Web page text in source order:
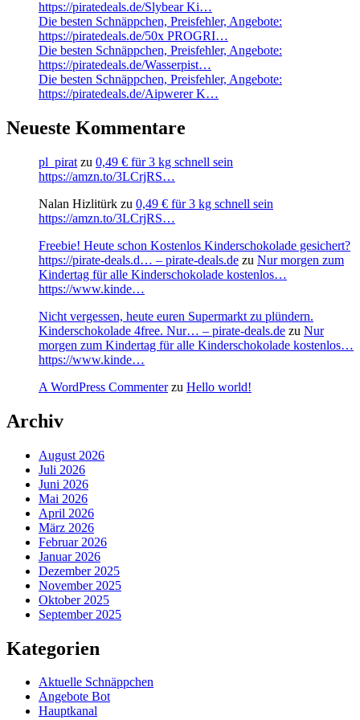
https://piratedeals.de/Slybear Ki…
Die besten Schnäppchen, Preisfehler, Angebote:
https://piratedeals.de/50x PROGRI…
Die besten Schnäppchen, Preisfehler, Angebote:
https://piratedeals.de/Wasserpist…
Die besten Schnäppchen, Preisfehler, Angebote:
https://piratedeals.de/Aipwerer K…
Neueste Kommentare
pl_pirat zu 0,49 € für 3 kg schnell sein
https://amzn.to/3LCrjRS…
Nalan Hizlitürk zu 0,49 € für 3 kg schnell sein
https://amzn.to/3LCrjRS…
Freebie! Heute schon Kostenlos Kinderschokolade gesichert?
https://pirate-deals.d… – pirate-deals.de zu Nur morgen zum
Kindertag für alle Kinderschokolade kostenlos…
https://www.kinde…
Nicht vergessen, heute euren Supermarkt zu plündern.
Kinderschokolade 4free. Nur… – pirate-deals.de zu Nur
morgen zum Kindertag für alle Kinderschokolade kostenlos…
https://www.kinde…
A WordPress Commenterzu Hello world!
Archiv
August 2026
Juli 2026
Juni 2026
Mai 2026
April 2026
März 2026
Februar 2026
Januar 2026
Dezember 2025
November 2025
Oktober 2025
September 2025
Kategorien
Aktuelle Schnäppchen
Angebote Bot
Hauptkanal